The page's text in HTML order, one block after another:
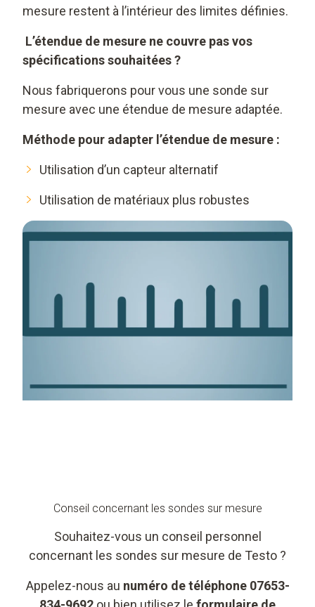
mesure restent à l’intérieur des limites définies.
L’étendue de mesure ne couvre pas vos
spécifications souhaitées ?
Nous fabriquerons pour vous une sonde sur
mesure avec une étendue de mesure adaptée.
Méthode pour adapter l’étendue de mesure :
Utilisation d’un capteur alternatif
Utilisation de matériaux plus robustes
Conseil concernant les sondes sur mesure
Souhaitez-vous un conseil personnel
concernant les sondes sur mesure de Testo ?
Appelez-nous au numéro de téléphone 07653-